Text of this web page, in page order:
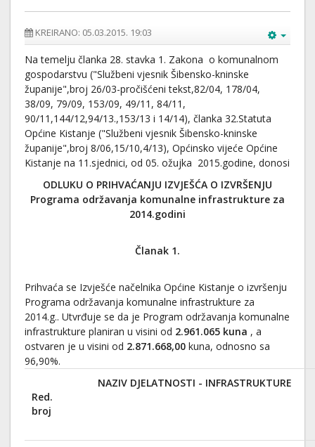
KREIRANO: 05.03.2015. 19:03
Na temelju članka 28. stavka 1. Zakona o komunalnom
gospodarstvu ("Službeni vjesnik Šibensko-kninske
županije",broj 26/03-pročišćeni tekst,82/04, 178/04,
38/09, 79/09, 153/09, 49/11, 84/11,
90/11,144/12,94/13.,153/13 i 14/14), članka 32.Statuta
Općine Kistanje ("Službeni vjesnik Šibensko-kninske
županije",broj 8/06,15/10,4/13), Općinsko vijeće Općine
Kistanje na 11.sjednici, od 05. ožujka 2015.godine, donosi
ODLUKU O PRIHVAĆANJU IZVJEŠĆA O IZVRŠENJU
Programa održavanja komunalne infrastrukture za
2014.godini
Članak 1.
Prihvaća se Izvješće načelnika Općine Kistanje o izvršenju
Programa održavanja komunalne infrastrukture za
2014.g.. Utvrđuje se da je Program održavanja komunalne
infrastrukture planiran u visini od 2.961.065 kuna , a
ostvaren je u visini od 2.871.668,00 kuna, odnosno sa
96,90%.
Red.
broj
NAZIV DJELATNOSTI - INFRASTRUKTURE